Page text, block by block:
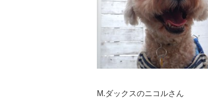
M.ダックスのニコルさん